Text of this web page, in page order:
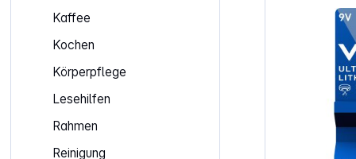
Kaffee
Kochen
Körperpflege
Lesehilfen
Rahmen
Reinigung